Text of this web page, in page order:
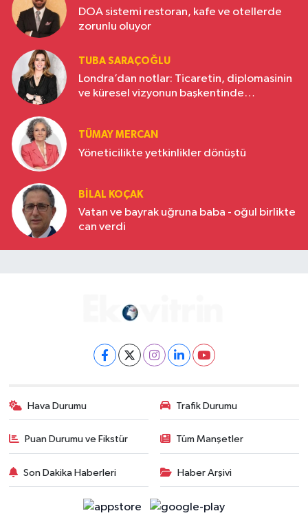
DOA sistemi restoran, kafe ve otellerde
zorunlu oluyor
TUBA SARAÇOĞLU
Londra’dan notlar: Ticaretin, diplomasinin
ve küresel vizyonun başkentinde
TÜMAY MERCAN
Yöneticilikte yetkinlikler dönüştü
BILAL KOÇAK
Vatan ve bayrak uğruna baba - oğul birlikte
can verdi
Hava Durumu Trafik Durumu
Puan Durumu ve Fikstür Tüm Manşetler
Son Dakika Haberleri Haber Arşivi